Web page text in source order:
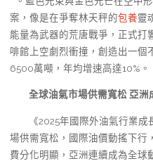
案，像是在爭奪林天秤的包養靈
能量為武器的荒唐戰爭，正式打
啡館上空劇烈衝撞，創造出一個
6500萬噸，年均增速高達10%。
全球油氣市場供需寬松 亞洲
《2025年國際外油氣行業
場供需寬松，國際油價動搖下行
費分化明顯，亞洲連續成為全球